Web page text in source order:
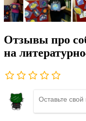
Отзывы про
на